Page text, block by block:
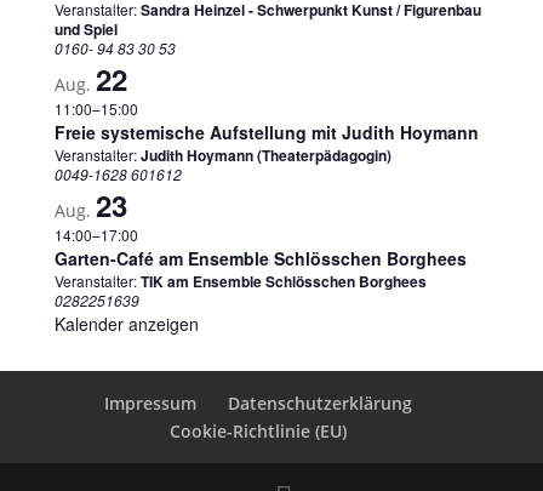
Veranstalter:Sandra Heinzel - Schwerpunkt Kunst / Figurenbau
und Spiel
0160- 94 83 30 53
Aug. 22
11:00–15:00
Freie systemische Aufstellung mit Judith Hoymann
Veranstalter:Judith Hoymann (Theaterpädagogin)
0049-1628 601612
Aug. 23
14:00–17:00
Garten-Café am Ensemble Schlösschen Borghees
Veranstalter:TIK am Ensemble Schlösschen Borghees
0282251639
Kalender anzeigen
Impressum
Datenschutzerklärung
Cookie-Richtlinie (EU)